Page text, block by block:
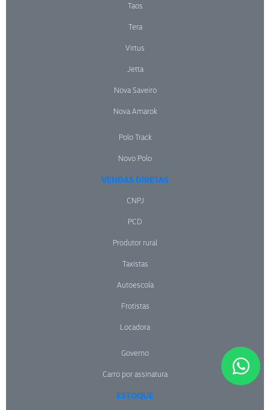
Taos
Tera
Virtus
Jetta
Nova Saveiro
Nova Amarok
Polo Track
Novo Polo
VENDAS DIRETAS
CNPJ
PCD
Produtor rural
Taxistas
Autoescola
Frotistas
Locadora
Governo
Carro por assinatura
ESTOQUE